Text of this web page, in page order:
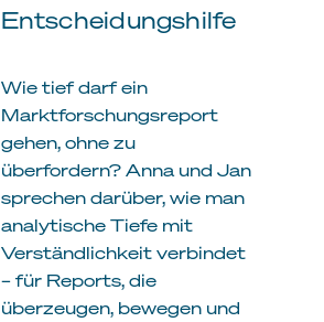
Entscheidungshilfe
Wie tief darf ein
Marktforschungsreport
gehen, ohne zu
überfordern? Anna und Jan
sprechen darüber, wie man
analytische Tiefe mit
Verständlichkeit verbindet
– für Reports, die
überzeugen, bewegen und